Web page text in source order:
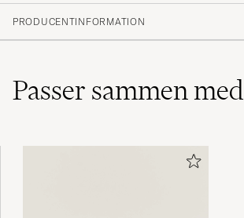
PRODUCENTINFORMATION
Passer sammen med